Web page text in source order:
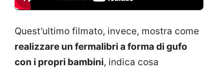
Quest’ultimo filmato, invece, mostra come
realizzare un fermalibri a forma di gufo
con i propri bambini, indica cosa